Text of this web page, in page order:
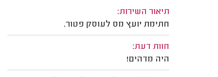
תיאור השירות:
חתימת יועץ מס לעוסק פטור.
חוות דעת:
היה מדהים!